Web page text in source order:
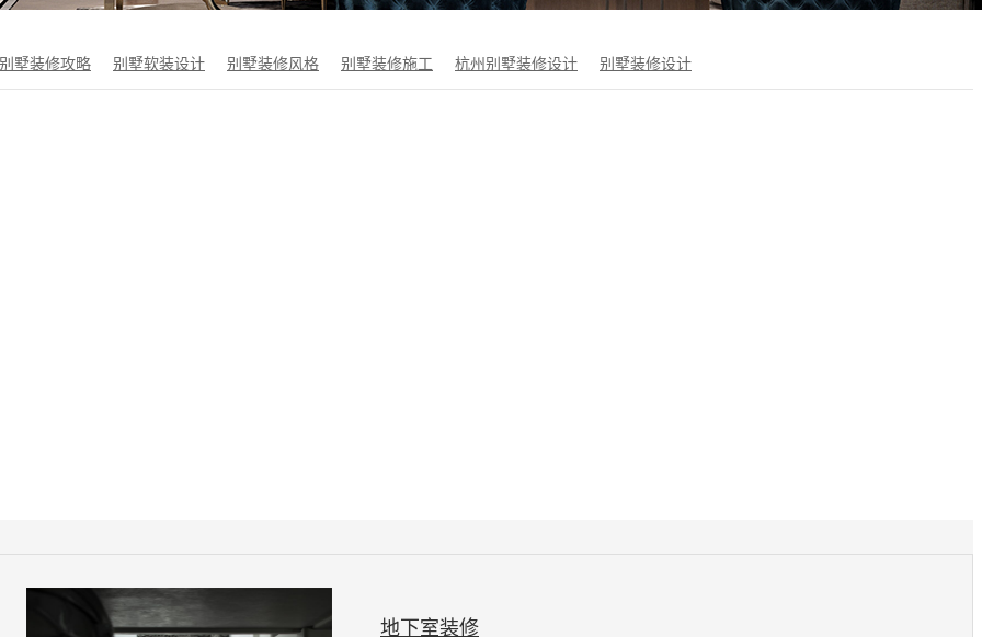
别墅装修攻略 别墅软装设计 别墅装修风格 别墅装修施工 杭州别墅装修设计 别墅装修设计
地下室装修